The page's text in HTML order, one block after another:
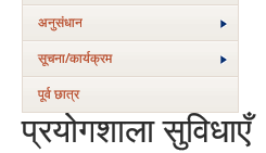
अनुसंधान
सूचना/कार्यक्रम
पूर्व छात्र
प्रयोगशाला सुविधाएँ